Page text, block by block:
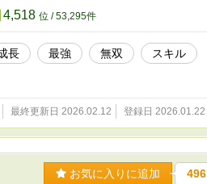
4,518 位 / 53,295件
長 最強 無双
スキル
最終更新日 2026.02.12 登録日 2026.01.22
お気に入りに追加 496